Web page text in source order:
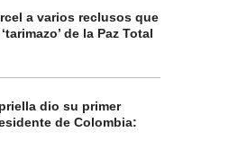
a varios reclusos que
de la Paz Total
dio su primer
de Colombia: